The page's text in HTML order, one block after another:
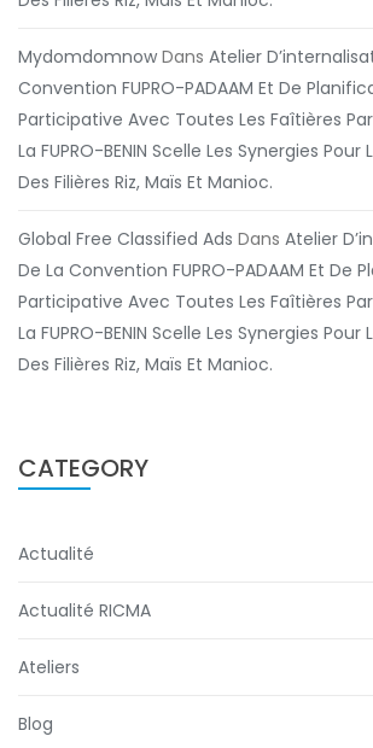
Mydomdomnow Dans Atelier
Convention FUPRO-PADAAM Et De
Participative Avec Toutes Les Faîtières
La FUPRO-BENIN Scelle Les Synergies
Des Filières Riz, Maïs Et Manioc.
Global Free Classified Ads Dans Atelier
De La Convention FUPRO-PADAAM Et De
Participative Avec Toutes Les Faîtières
La FUPRO-BENIN Scelle Les Synergies
Des Filières Riz, Maïs Et Manioc.
CATEGORY
Actualité
Actualité RICMA
Ateliers
Blog